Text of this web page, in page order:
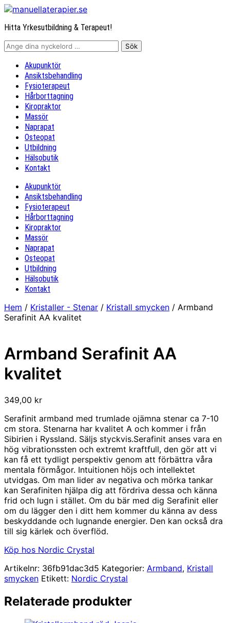
Hitta Yrkesutbildning & Terapeut!
Akupunktör
Ansiktsbehandling
Fysioterapeut
Hårborttagning
Kiropraktor
Massör
Naprapat
Osteopat
Utbildning
Hälsobutik
Kontakt
Akupunktör
Ansiktsbehandling
Fysioterapeut
Hårborttagning
Kiropraktor
Massör
Naprapat
Osteopat
Utbildning
Hälsobutik
Kontakt
Hem / Kristaller - Stenar / Kristall smycken / Armband
Serafinit AA kvalitet
Armband Serafinit AA
kvalitet
349,00 kr
Serafinit armband med trumlade ojämna stenar ca 7-10
cm stora. Stenarna har kvalitet A och kommer i från
Sibirien i Ryssland. Säljs styckvis.Serafinit anses vara en
hög vibrationssten och extremt kraftfull, den gör att vi
kan få ett tydligt perspektiv genom att förbättra våra
mentala förmågor. Intuitionen höjs och intellektet
utvidgas. Om man lider av negativa och mörka tankar
kan Serafiniten hjälpa dig att fördriva dessa och känna
frid och lugn i stället. Om du bär med dig Serafinit eller
om du lägger den i ditt hem kommer du känna av dess
beskyddande och lugnande energier. Den kan också dra
till sig kärlek och överflöd.
Köp hos Nordic Crystal
Artikelnr: 36fb91dac3d5 Kategorier: Armband, Kristall
smycken Etikett: Nordic Crystal
Relaterade produkter